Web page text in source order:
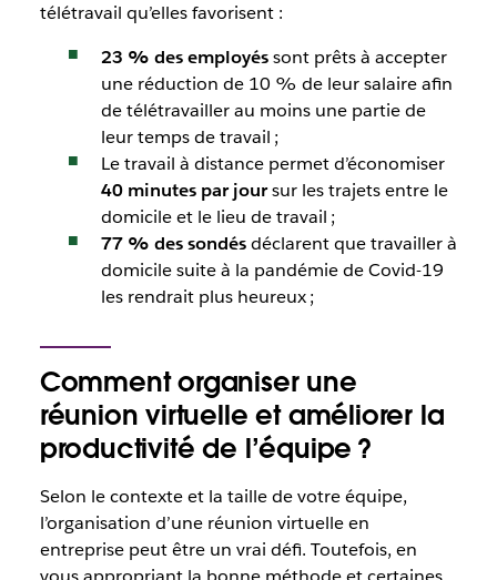
télétravail qu’elles favorisent :
23 % des employéssont prêts à accepter
une réduction de 10 % de leur salaire afin
de télétravailler au moins une partie de
leur temps de travail ;
Le travail à distance permet d’économiser
40 minutes par joursur les trajets entre le
domicile et le lieu de travail ;
77 % des sondésdéclarent que travailler à
domicile suite à la pandémie de Covid-19
les rendrait plus heureux ;
Comment organiser une
réunion virtuelle et améliorer la
productivité de l’équipe ?
Selon le contexte et la taille de votre équipe,
l’organisation d’une réunion virtuelle en
entreprise peut être un vrai défi. Toutefois, en